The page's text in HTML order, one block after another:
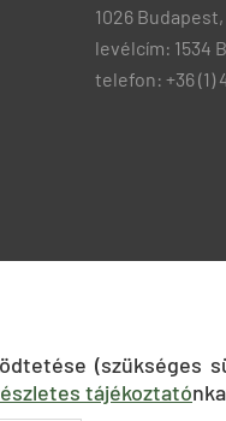
1026 Budapest,
levélcím: 1534
telefon: +36 (1)
(szükséges
tájékoztató